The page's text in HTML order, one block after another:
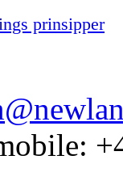
prinsipper